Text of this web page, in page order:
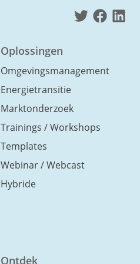
Oplossingen
Omgevingsmanagement
Energietransitie
Marktonderzoek
Trainings / Workshops
Templates
Webinar / Webcast
Hybride
Ontdek